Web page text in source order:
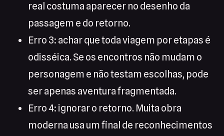
real costuma aparecer no desenho da
passagem e do retorno.
Erro 3: achar que toda viagem por etapas é
odisséica. Se os encontros não mudam o
personagem e não testam escolhas, pode
ser apenas aventura fragmentada.
Erro 4: ignorar o retorno. Muita obra
moderna usa um final de reconhecimentos